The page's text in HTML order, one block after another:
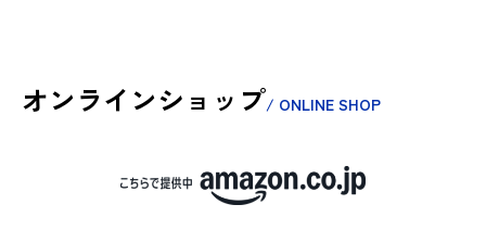
オンラインショップ/ ONLINE SHOP